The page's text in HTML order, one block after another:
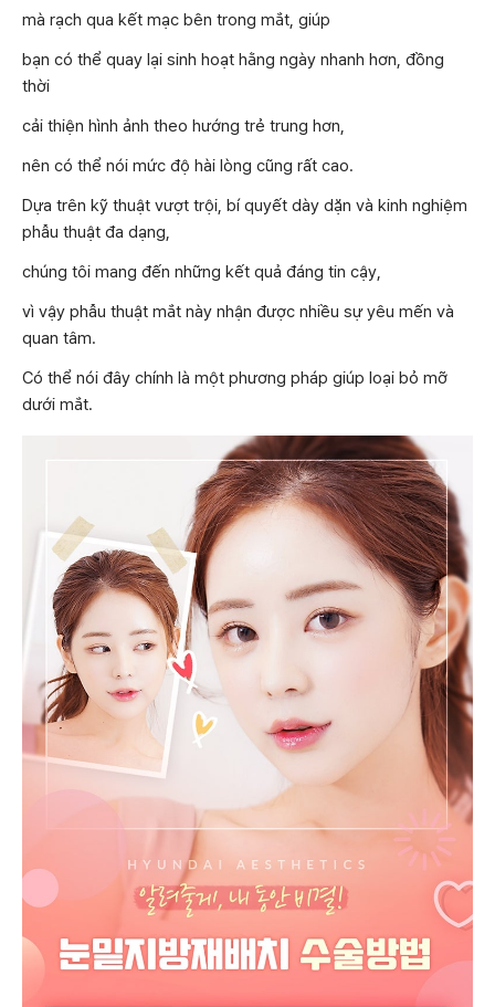
mà rạch qua kết mạc bên trong mắt, giúp
bạn có thể quay lại sinh hoạt hằng ngày nhanh hơn, đồng
thời
cải thiện hình ảnh theo hướng trẻ trung hơn,
nên có thể nói mức độ hài lòng cũng rất cao.
Dựa trên kỹ thuật vượt trội, bí quyết dày dặn và kinh nghiệm
phẫu thuật đa dạng,
chúng tôi mang đến những kết quả đáng tin cậy,
vì vậy phẫu thuật mắt này nhận được nhiều sự yêu mến và
quan tâm.
Có thể nói đây chính là một phương pháp giúp loại bỏ mỡ
dưới mắt.